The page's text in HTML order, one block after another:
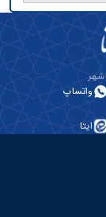
واتساپ
ایتا